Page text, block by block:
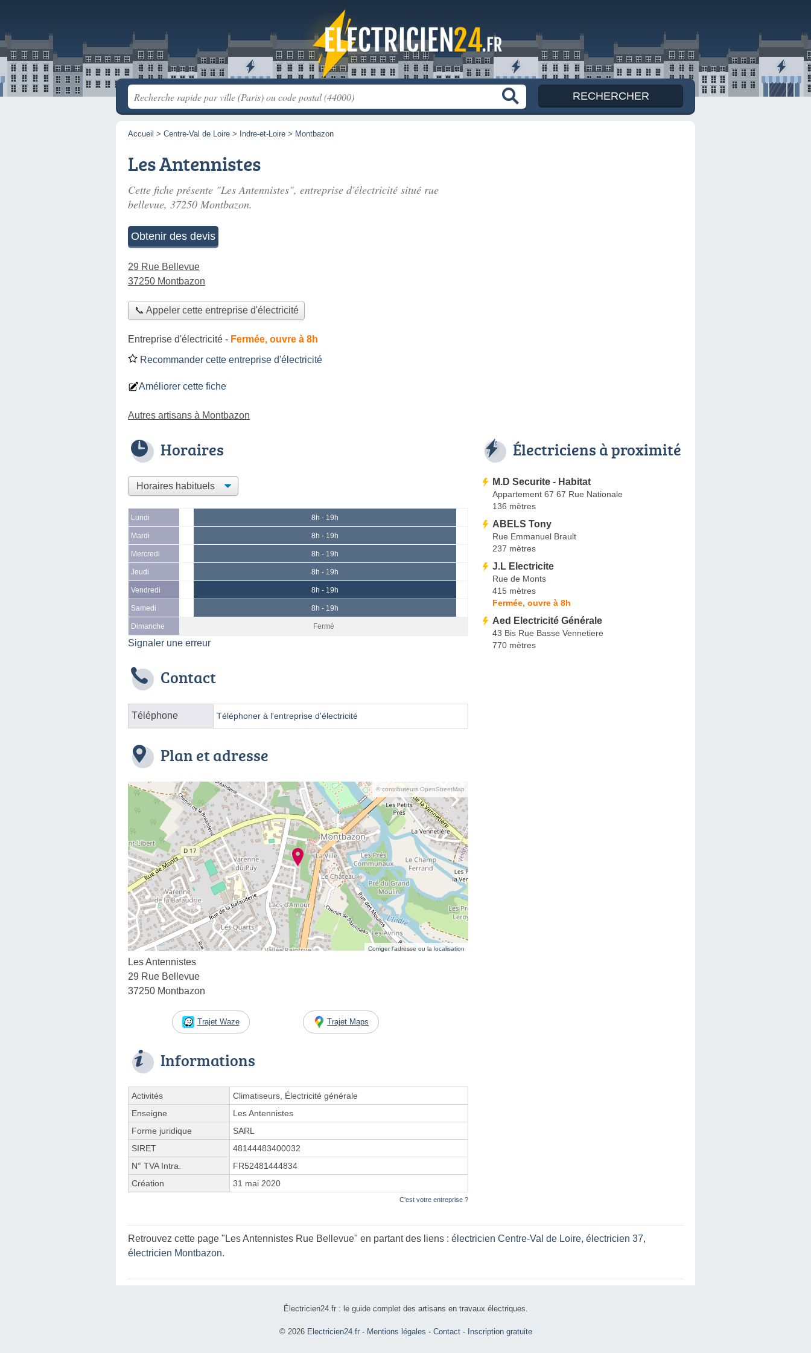
Accueil > Centre-Val de Loire > Indre-et-Loire > Montbazon
Les Antennistes
Cette fiche présente "Les Antennistes", entreprise d'électricité situé rue
bellevue, 37250 Montbazon.
Obtenir des devis
29 Rue Bellevue
37250 Montbazon
📞 Appeler cette entreprise d'électricité
Entreprise d'électricité - Fermée, ouvre à 8h
Recommander cette entreprise d'électricité
Améliorer cette fiche
Autres artisans à Montbazon
Horaires
Lundi 8h - 19h
Mardi 8h - 19h
Mercredi 8h - 19h
Jeudi 8h - 19h
Vendredi 8h - 19h
Samedi 8h - 19h
Dimanche Fermé
Signaler une erreur
Contact
Téléphone Téléphoner à l'entreprise d'électricité
Plan et adresse
© contributeurs OpenStreetMap
Corriger l’adresse ou la localisation
Les Antennistes
29 Rue Bellevue
37250 Montbazon
Trajet Waze Trajet Maps
Informations
Activités
Climatiseurs, Électricité générale
Enseigne
Les Antennistes
Forme juridique
SARL
SIRET
48144483400032
N° TVA Intra.
FR52481444834
Création
31 mai 2020
C'est votre entreprise ?
Électriciens à proximité
M.D Securite - Habitat
Appartement 67 67 Rue Nationale
136 mètres
ABELS Tony
Rue Emmanuel Brault
237 mètres
J.L Electricite
Rue de Monts
415 mètres
Fermée, ouvre à 8h
Aed Electricité Générale
43 Bis Rue Basse Vennetiere
770 mètres
Retrouvez cette page "Les Antennistes Rue Bellevue" en partant des liens : électricien Centre-Val de Loire, électricien 37,
électricien Montbazon.
Électricien24.fr : le guide complet des artisans en travaux électriques.
© 2026 Electricien24.fr - Mentions légales - Contact- Inscription gratuite